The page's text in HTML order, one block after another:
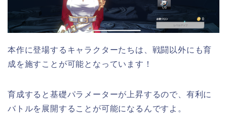
本作に登場するキャラクターたちは、戦闘以外にも育
成を施すことが可能となっています！
育成すると基礎パラメーターが上昇するので、有利に
バトルを展開することが可能になるんですよ。